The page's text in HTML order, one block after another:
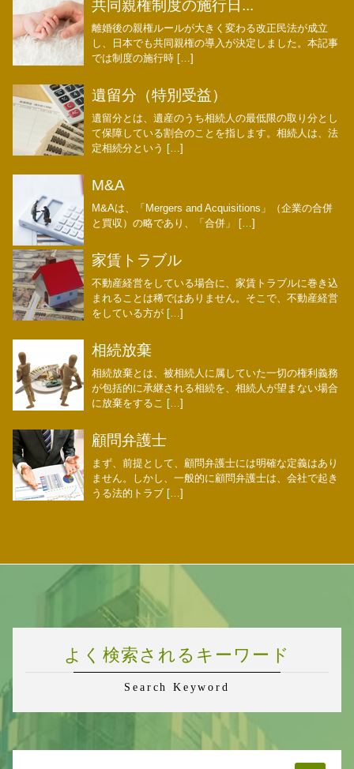
共同親権制度の施行日...
離婚後の親権ルールが大きく変わる改正民法が成立
し、日本でも共同親権の導入が決定しました。本記事
では制度の施行時 […]
遺留分（特別受益）
遺留分とは、遺産のうち相続人の最低限の取り分とし
て保障している割合のことを指します。相続人は、法
定相続分という […]
M&A
M&Aは、「Mergers and Acquisitions」（企業の合併
と買収）の略であり、「合併」 […]
家賃トラブル
不動産経営をしている場合に、家賃トラブルに巻き込
まれることは稀ではありません。そこで、不動産経営
をしている方が […]
相続放棄
相続放棄とは、被相続人に属していた一切の権利義務
が包括的に承継される相続を、相続人が望まない場合
に放棄をするこ […]
顧問弁護士
まず、前提として、顧問弁護士には明確な定義はあり
ません。しかし、一般的に顧問弁護士は、会社で起き
うる法的トラブ […]
よく検索されるキーワード
Search Keyword